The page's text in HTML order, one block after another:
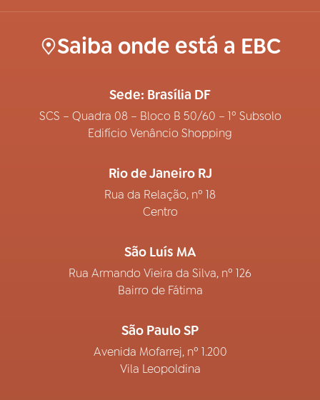
Saiba onde está a EBC
Sede: Brasília DF
SCS – Quadra 08 – Bloco B 50/60 – 1º Subsolo
Edifício Venâncio Shopping
Rio de Janeiro RJ
Rua da Relação, nº 18
Centro
São Luís MA
Rua Armando Vieira da Silva, nº 126
Bairro de Fátima
São Paulo SP
Avenida Mofarrej, nº 1.200
Vila Leopoldina